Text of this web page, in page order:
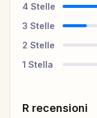
4 Stelle
3 Stelle
2 Stelle
1 Stella
R recensioni